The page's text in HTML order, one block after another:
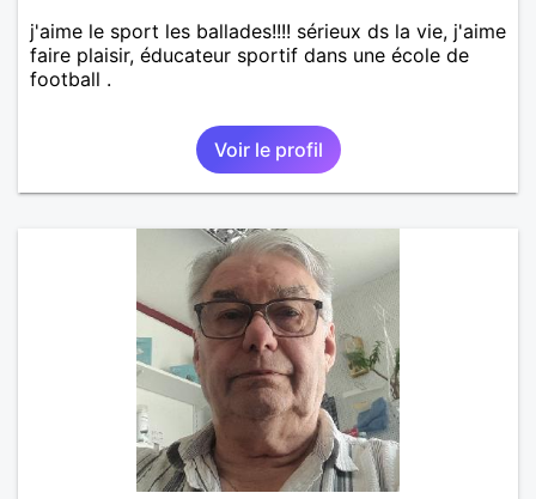
j'aime le sport les ballades!!!! sérieux ds la vie, j'aime
faire plaisir, éducateur sportif dans une école de
football .
Voir le profil